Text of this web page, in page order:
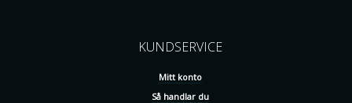
KUNDSERVICE
Mitt konto
Så handlar du